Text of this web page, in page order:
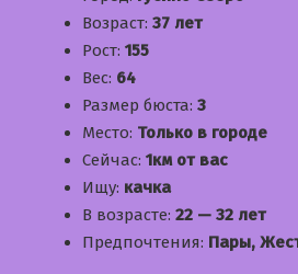
Возраст: 37 лет
Рост: 155
Вес: 64
Размер бюста: 3
Место: Только в городе
Сейчас: 1км от вас
Ищу: качка
В возрасте: 22 — 32 лет
Предпочтения: Пары,